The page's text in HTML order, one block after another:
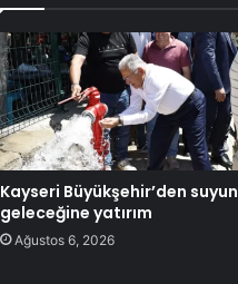
Kayseri Büyükşehir’den suyun
geleceğine yatırım
Ağustos 6, 2026